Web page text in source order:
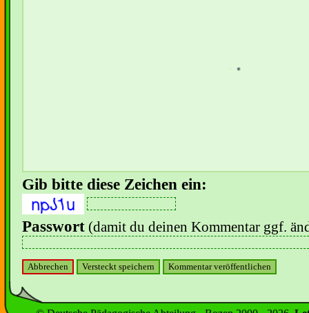
Gib bitte diese Zeichen ein:
Passwort (damit du deinen Kommentar ggf.